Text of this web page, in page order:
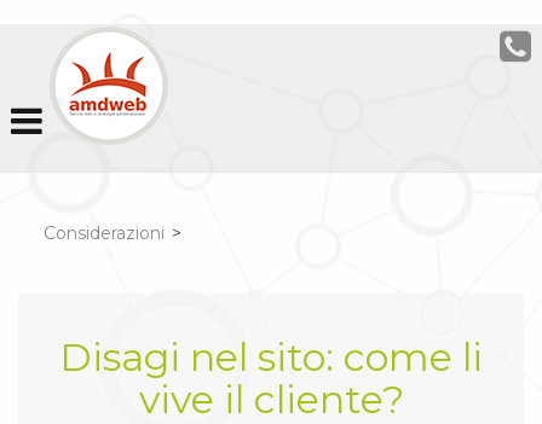
Considerazioni >
Disagi nel sito: come li
vive il cliente?